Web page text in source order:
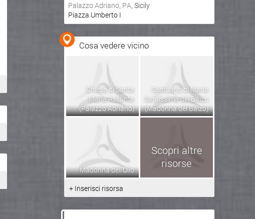
Ottieni indicazioni stradali
Visualizza mappa
Palazzo Adriano, PA, Sicily
Piazza Umberto I
Cosa vedere vicino
Chiesa di Santa
Maria Assunta
(Palazzo Adriano)
Santuario di Maria
Santissima del Balzo
(Madonna del Balzo)
Madonna dell'Olio
Scopri altre
risorse
+ Inserisci risorsa